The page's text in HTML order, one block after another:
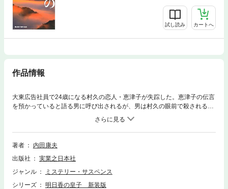
試し読み カートへ
作品情報
大東広告社員で24歳になる村久の恋人・恵津子が失踪した。恵津子の伝言
を預かっていると語る男に呼び出されるが、男は村久の眼前で殺される。
「アスカノミコ」という言葉を遺した被害者は、村久が担当する大取引先
企業・エイブルックタイヤの社員だった。謎めいた言葉の意味を解く手が
かりを求め、奈良の古都・飛鳥へと向かう村久の周囲で、得体のしれない
「敵」の影が蠢きだす。失踪直前、恵津子が村久に託した一枚の絵が秘め
マンが渾然一体となった、壮大なミステリー！
著者
内田康夫
出版社
実業之日本社
ジャンル
ミステリー・サスペンス
シリーズ
明日香の皇子 新装版